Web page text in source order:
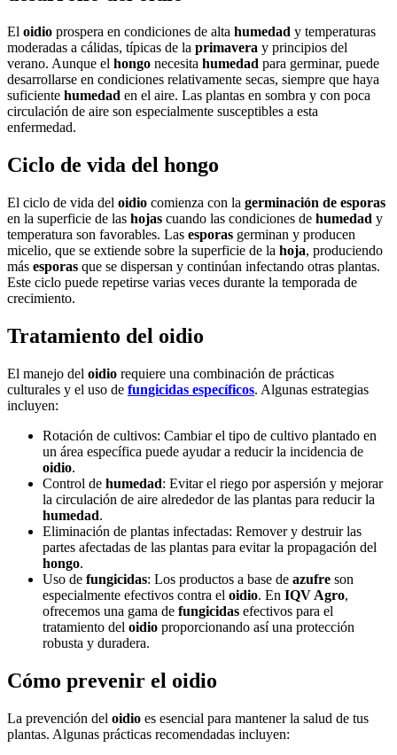
El oidio prospera en condiciones de alta humedad y temperaturas
moderadas a cálidas, típicas de la primavera y principios del
verano. Aunque el hongo necesita humedad para germinar, puede
desarrollarse en condiciones relativamente secas, siempre que haya
suficiente humedad en el aire. Las plantas en sombra y con poca
circulación de aire son especialmente susceptibles a esta
enfermedad.
Ciclo de vida del hongo
El ciclo de vida del oidio comienza con la germinación de esporas
en la superficie de las hojas cuando las condiciones de humedad y
temperatura son favorables. Las esporas germinan y producen
micelio, que se extiende sobre la superficie de la hoja, produciendo
más esporas que se dispersan y continúan infectando otras plantas.
Este ciclo puede repetirse varias veces durante la temporada de
crecimiento.
Tratamiento del oidio
El manejo del oidio requiere una combinación de prácticas
culturales y el uso de fungicidas específicos. Algunas estrategias
incluyen:
Rotación de cultivos: Cambiar el tipo de cultivo plantado en
un área específica puede ayudar a reducir la incidencia de
oidio.
Control de humedad: Evitar el riego por aspersión y mejorar
la circulación de aire alrededor de las plantas para reducir la
humedad.
Eliminación de plantas infectadas: Remover y destruir las
partes afectadas de las plantas para evitar la propagación del
hongo.
Uso de fungicidas: Los productos a base de azufre son
especialmente efectivos contra el oidio. En IQV Agro,
ofrecemos una gama de fungicidas efectivos para el
tratamiento del oidio proporcionando así una protección
robusta y duradera.
Cómo prevenir el oidio
La prevención del oidio es esencial para mantener la salud de tus
plantas. Algunas prácticas recomendadas incluyen: